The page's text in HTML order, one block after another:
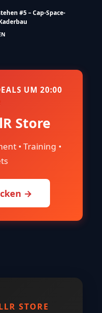
#5 – Cap-Space-
UM 20:00
Store
• Training •
→
STORE